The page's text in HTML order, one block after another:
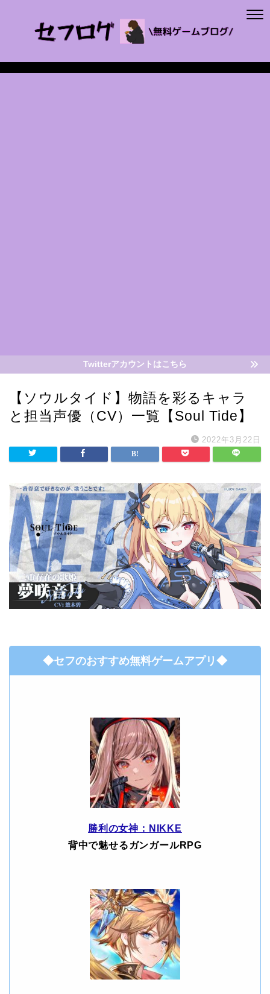
Twitterアカウントはこちら
【ソウルタイド】物語を彩るキャラ
と担当声優（CV）一覧【Soul Tide】
2022年3月22日
◆セフのおすすめ無料ゲームアプリ◆
勝利の女神：NIKKE
背中で魅せるガンガールRPG